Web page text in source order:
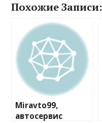
Похожие Записи:
Miravto99,
автосервис